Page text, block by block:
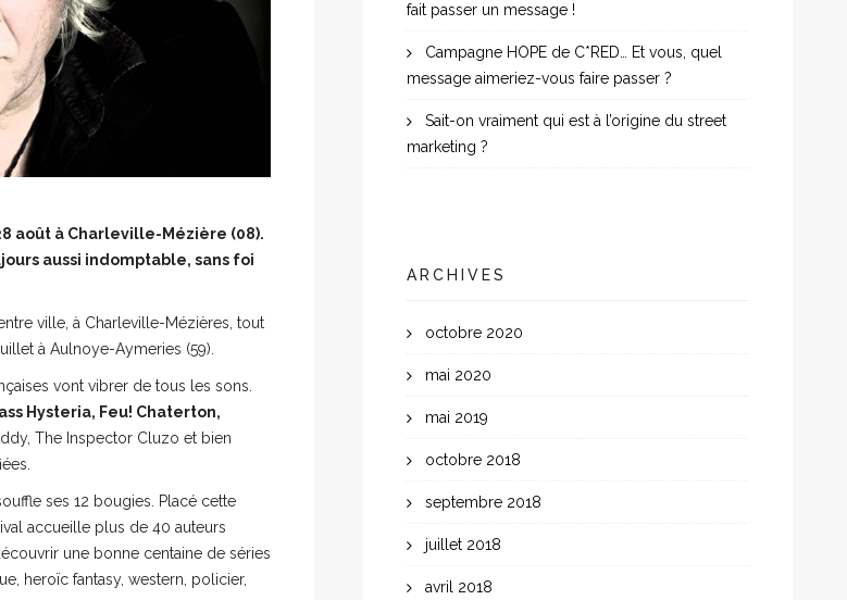
août à Charleville-Mézière (08).
aussi indomptable, sans foi
ville, à Charleville-Mézières, tout
à Aulnoye-Aymeries (59).
vont vibrer de tous les sons.
Hysteria, Feu! Chaterton,
The Inspector Cluzo et bien
ses 12 bougies. Placé cette
accueille plus de 40 auteurs
une bonne centaine de séries
heroïc fantasy, western, policier,
fait passer un message !
Campagne HOPE de C*RED… Et vous, quel
message aimeriez-vous faire passer ?
Sait-on vraiment qui est à l’origine du street
marketing ?
ARCHIVES
octobre 2020
mai 2020
mai 2019
octobre 2018
septembre 2018
juillet 2018
avril 2018